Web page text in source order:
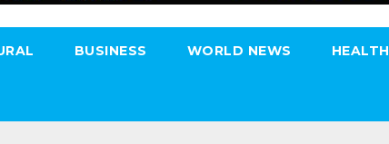
BUSINESS WORLD NEWS HEALTH